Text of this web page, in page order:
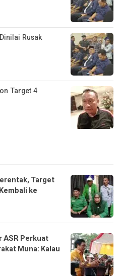
Rusak
Target 4
Target
ke
ASR Perkuat
Muna: Kalau